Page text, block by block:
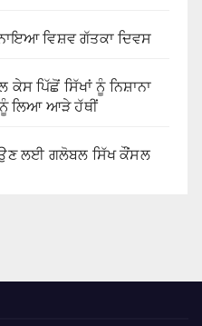
ਵਿਸ਼ਵ ਗੱਤਕਾ ਦਿਵਸ
ਪਿੱਛੋਂ ਸਿੱਖਾਂ ਨੂੰ ਨਿਸ਼ਾਨਾ
ਨੂੰ ਲਿਆ ਆੜੇ ਹੱਥੀਂ
ਲਈ ਗਲੋਬਲ ਸਿੱਖ ਕੌਂਸਲ